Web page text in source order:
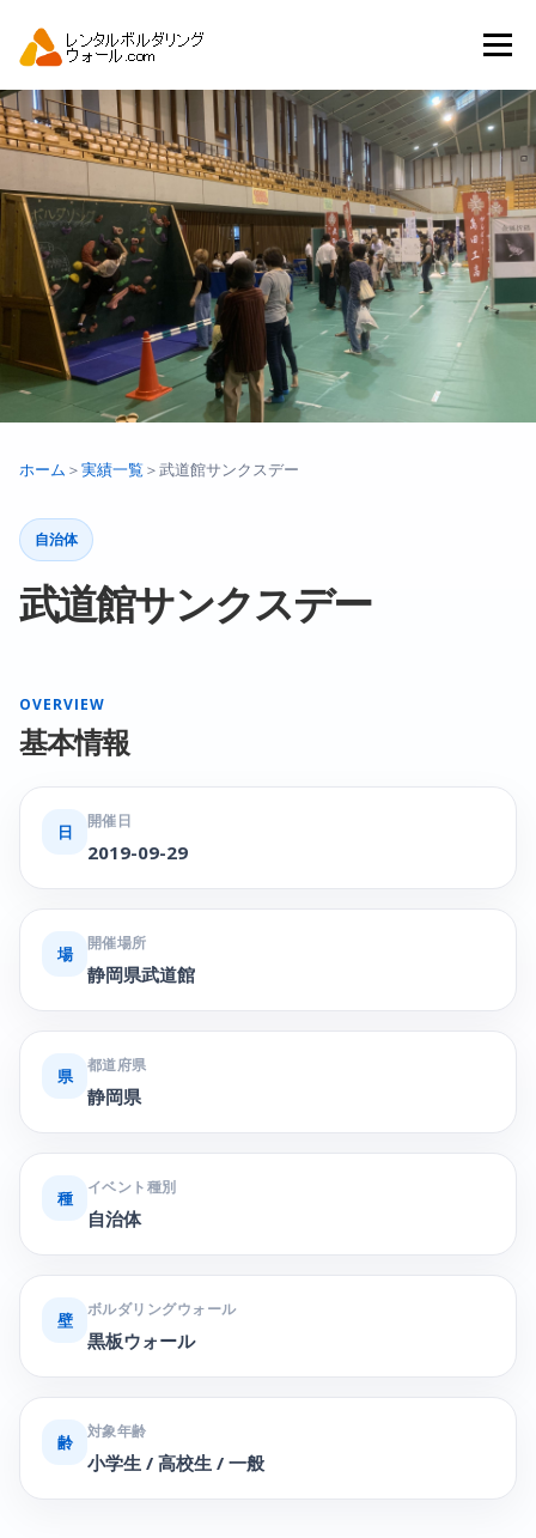
ツ
へ
ス
ッ
メニュー
トップ 自動見積り 商品一覧
アーバンスポーツイベント.JP
ホーム ＞実績一覧 ＞武道館サンクスデー
自治体
武道館サンクスデー
OVERVIEW
基本情報
日
開催日
2019-09-29
場
開催場所
静岡県武道館
県
都道府県
静岡県
種
イベント種別
自治体
壁
ボルダリングウォール
黒板ウォール
齢
対象年齢
小学生 / 高校生 / 一般